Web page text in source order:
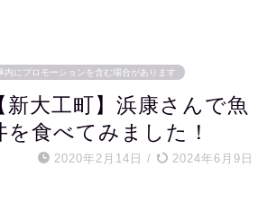
内にプロモーションを含む場合があります
大工町】浜康さんで魚
を食べてみました！
2020年2月14日 / 2024年6月9日